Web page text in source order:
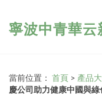
寧波中青華云
當前位置： 首頁 > 產品
慶公司助力健康中國與